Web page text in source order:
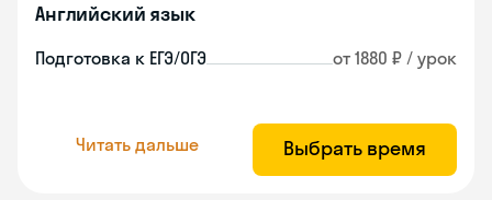
Английский язык
Подготовка к ЕГЭ/ОГЭ от 1880 ₽ / урок
Читать дальше Выбрать время